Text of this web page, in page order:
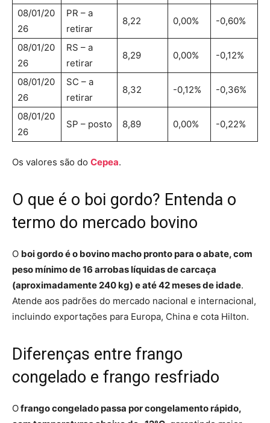
08/01/20
26
PR – a
retirar
8,22 0,00% -0,60%
08/01/20
26
RS – a
retirar
8,29 0,00% -0,12%
08/01/20
26
SC – a
retirar
8,32 -0,12% -0,36%
08/01/20
26
SP – posto 8,89 0,00% -0,22%
Os valores são do Cepea.
O que é o boi gordo? Entenda o
termo do mercado bovino
O boi gordo é o bovino macho pronto para o abate, com
peso mínimo de 16 arrobas líquidas de carcaça
(aproximadamente 240 kg) e até 42 meses de idade.
Atende aos padrões do mercado nacional e internacional,
incluindo exportações para Europa, China e cota Hilton.
Diferenças entre frango
congelado e frango resfriado
Ofrango congelado passa por congelamento rápido,